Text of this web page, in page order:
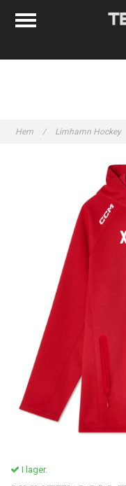
Hem / Limhamn Hockey
I lager.